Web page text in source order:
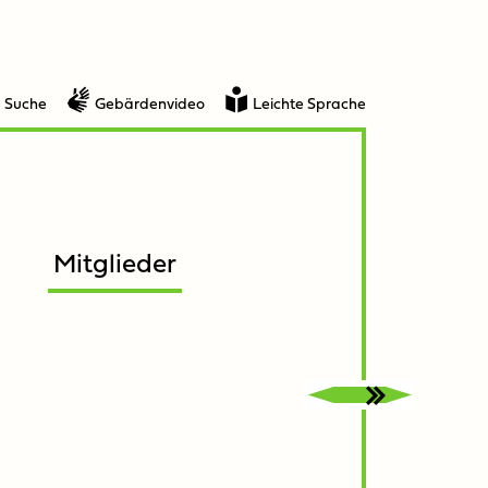
Suche Gebärdenvideo Leichte Sprache
Mitglieder
Untermenü
öffnen
Untermenü
schließen